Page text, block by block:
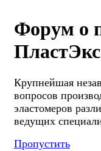
Форум о
Крупнейшая
вопросов
эластомеров
ведущих
Пропустить